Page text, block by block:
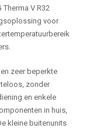
V R32
voor
zeer beperkte
zonder
en enkele
in huis,
kleine buitenunits